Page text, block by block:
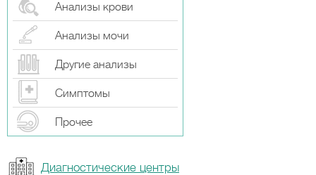
Анализы крови
Анализы мочи
Другие анализы
Симптомы
Прочeе
Диагностические центры